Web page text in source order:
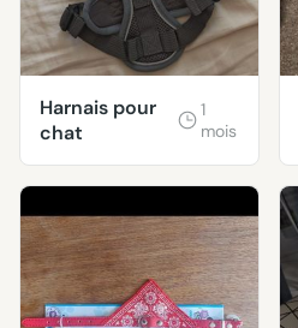
Harnais pour
chat
1
mois